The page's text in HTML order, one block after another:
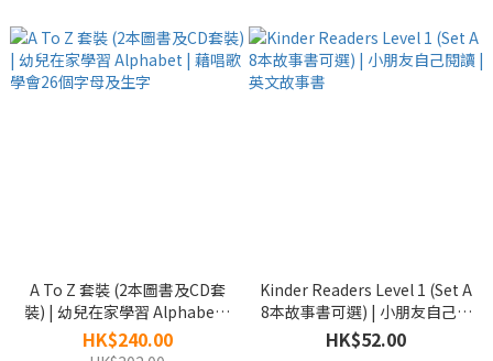
A To Z 套裝 (2本圖書及CD套
裝) | 幼兒在家學習 Alphabet |
藉唱歌學會26個字母及生字
HK$240.00
Kinder Readers Level 1 (Set A
8本故事書可選) | 小朋友自己閱
讀 | 英文故事書
HK$52.00